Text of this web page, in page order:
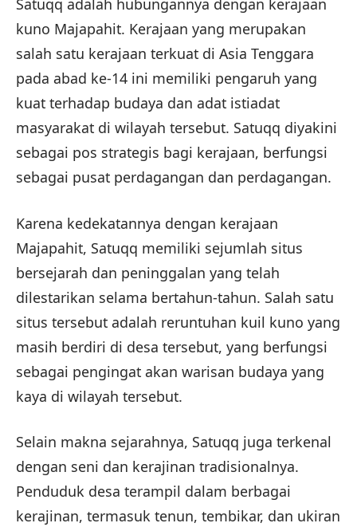
kuno Majapahit. Kerajaan yang merupakan
salah satu kerajaan terkuat di Asia Tenggara
pada abad ke-14 ini memiliki pengaruh yang
kuat terhadap budaya dan adat istiadat
masyarakat di wilayah tersebut. Satuqq diyakini
sebagai pos strategis bagi kerajaan, berfungsi
sebagai pusat perdagangan dan perdagangan.
Karena kedekatannya dengan kerajaan
Majapahit, Satuqq memiliki sejumlah situs
bersejarah dan peninggalan yang telah
dilestarikan selama bertahun-tahun. Salah satu
situs tersebut adalah reruntuhan kuil kuno yang
masih berdiri di desa tersebut, yang berfungsi
sebagai pengingat akan warisan budaya yang
kaya di wilayah tersebut.
Selain makna sejarahnya, Satuqq juga terkenal
dengan seni dan kerajinan tradisionalnya.
Penduduk desa terampil dalam berbagai
kerajinan, termasuk tenun, tembikar, dan ukiran